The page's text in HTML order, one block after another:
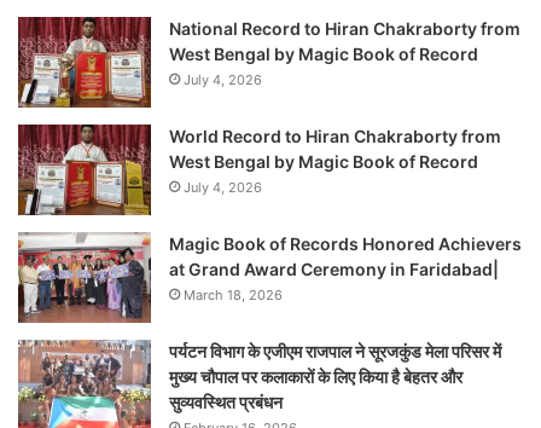
National Record to Hiran Chakraborty from
West Bengal by Magic Book of Record
July 4, 2026
World Record to Hiran Chakraborty from
West Bengal by Magic Book of Record
July 4, 2026
Magic Book of Records Honored Achievers
at Grand Award Ceremony in Faridabad|
March 18, 2026
पर्यटन विभाग के एजीएम राजपाल ने सूरजकुंड मेला परिसर में
मुख्य चौपाल पर कलाकारों के लिए किया है बेहतर और
सुव्यवस्थित प्रबंधन